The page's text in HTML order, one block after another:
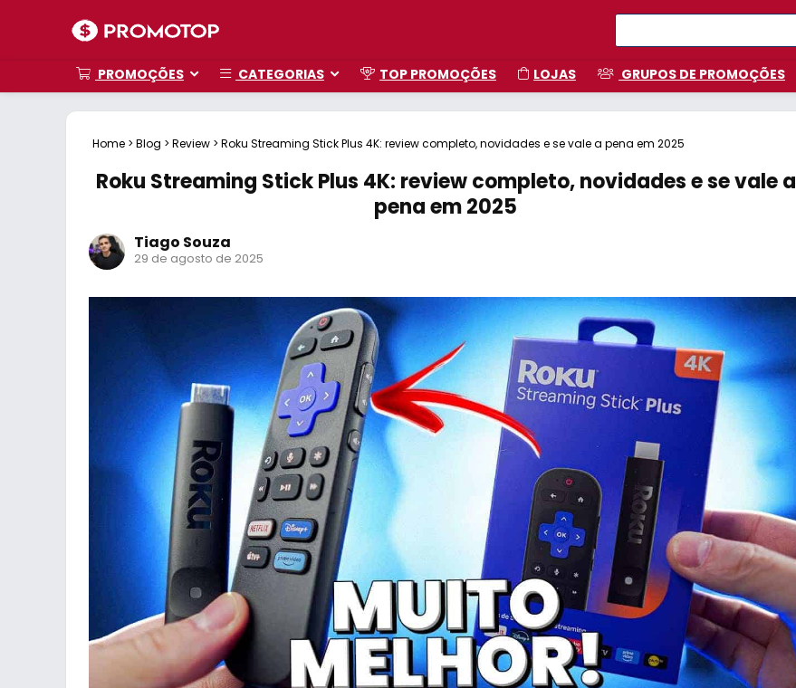
PROMOÇÕES CATEGORIAS TOP PROMOÇÕES LOJAS GRUPOS DE PROMOÇÕES
Home > Blog > Review > Roku Streaming Stick Plus 4K: review completo, novidades e se vale a pena em 2025
Roku Streaming Stick Plus 4K: review completo, novidades e se vale a
pena em 2025
Tiago Souza
29 de agosto de 2025